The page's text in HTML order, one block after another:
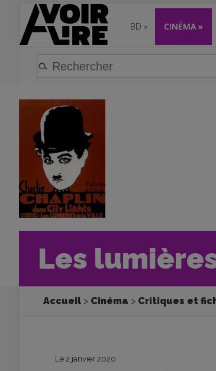
BD » CINÉMA »
Les
Accueil Cinéma Critiques et
Le 2 janvier 2020